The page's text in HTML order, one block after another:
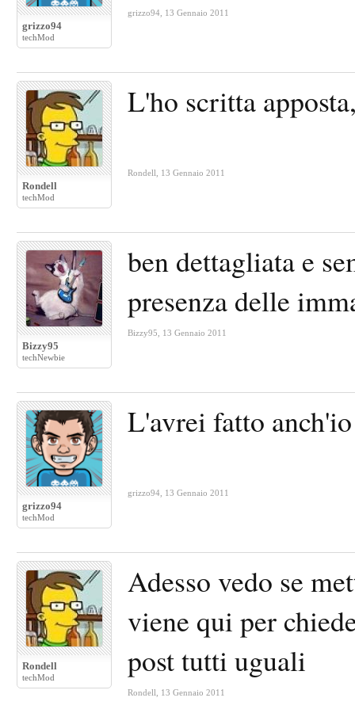
grizzo94
techMod
grizzo94 13 Gennaio 2011
Rondell
techMod
L'ho scritta
Rondell 13 Gennaio 2011
Bizzy95
techNewbie
ben dettagliata e
presenza delle
Bizzy95 13 Gennaio 2011
grizzo94
techMod
L'avrei fatto
grizzo94 13 Gennaio 2011
Rondell
techMod
Adesso vedo se
viene qui per
post tutti uguali
Rondell 13 Gennaio 2011